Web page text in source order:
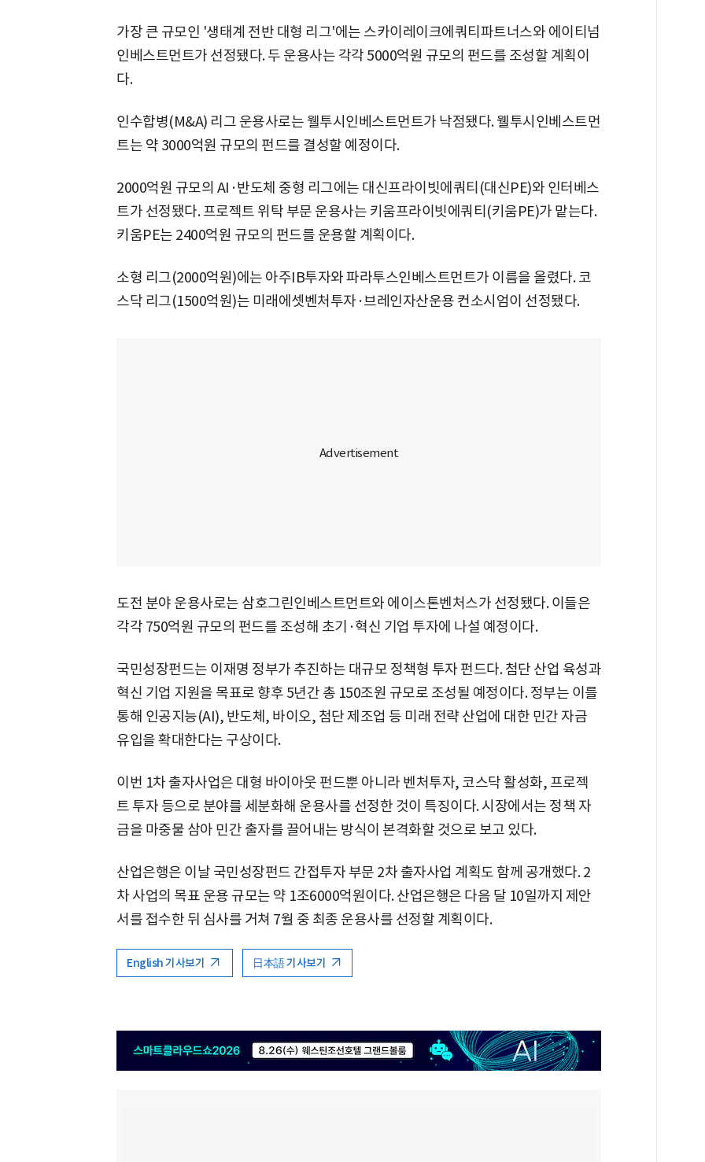
가장 큰 규모인 '생태계 전반 대형 리그'에는 스카이레이크에쿼티파트너스와 에이티넘
인베스트먼트가 선정됐다. 두 운용사는 각각 5000억원 규모의 펀드를 조성할 계획이
다.
인수합병(M&A) 리그 운용사로는 웰투시인베스트먼트가 낙점됐다. 웰투시인베스트먼
트는 약 3000억원 규모의 펀드를 결성할 예정이다.
2000억원 규모의 AI·반도체 중형 리그에는 대신프라이빗에쿼티(대신PE)와 인터베스
트가 선정됐다. 프로젝트 위탁 부문 운용사는 키움프라이빗에쿼티(키움PE)가 맡는다.
키움PE는 2400억원 규모의 펀드를 운용할 계획이다.
소형 리그(2000억원)에는 아주IB투자와 파라투스인베스트먼트가 이름을 올렸다. 코
스닥 리그(1500억원)는 미래에셋벤처투자·브레인자산운용 컨소시엄이 선정됐다.
도전 분야 운용사로는 삼호그린인베스트먼트와 에이스톤벤처스가 선정됐다. 이들은
각각 750억원 규모의 펀드를 조성해 초기·혁신 기업 투자에 나설 예정이다.
국민성장펀드는 이재명 정부가 추진하는 대규모 정책형 투자 펀드다. 첨단 산업 육성과
혁신 기업 지원을 목표로 향후 5년간 총 150조원 규모로 조성될 예정이다. 정부는 이를
통해 인공지능(AI), 반도체, 바이오, 첨단 제조업 등 미래 전략 산업에 대한 민간 자금
유입을 확대한다는 구상이다.
이번 1차 출자사업은 대형 바이아웃 펀드뿐 아니라 벤처투자, 코스닥 활성화, 프로젝
트 투자 등으로 분야를 세분화해 운용사를 선정한 것이 특징이다. 시장에서는 정책 자
금을 마중물 삼아 민간 출자를 끌어내는 방식이 본격화할 것으로 보고 있다.
산업은행은 이날 국민성장펀드 간접투자 부문 2차 출자사업 계획도 함께 공개했다. 2
차 사업의 목표 운용 규모는 약 1조6000억원이다. 산업은행은 다음 달 10일까지 제안
서를 접수한 뒤 심사를 거쳐 7월 중 최종 운용사를 선정할 계획이다.
English 기사보기 日本語 기사보기